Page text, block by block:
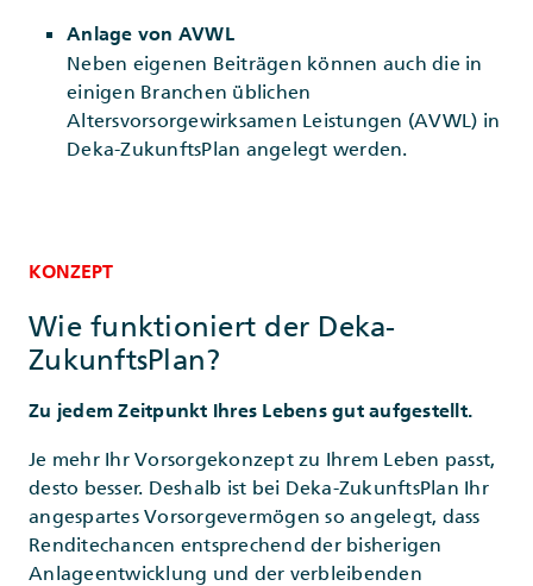
Anlage von AVWL
Neben eigenen Beiträgen können auch die in
einigen Branchen üblichen
Altersvorsorgewirksamen Leistungen (AVWL) in
Deka-ZukunftsPlan angelegt werden.
KONZEPT
Wie funktioniert der Deka-
ZukunftsPlan?
Zu jedem Zeitpunkt Ihres Lebens gut aufgestellt.
Je mehr Ihr Vorsorgekonzept zu Ihrem Leben passt,
desto besser. Deshalb ist bei Deka-ZukunftsPlan Ihr
angespartes Vorsorgevermögen so angelegt, dass
Renditechancen entsprechend der bisherigen
Anlageentwicklung und der verbleibenden